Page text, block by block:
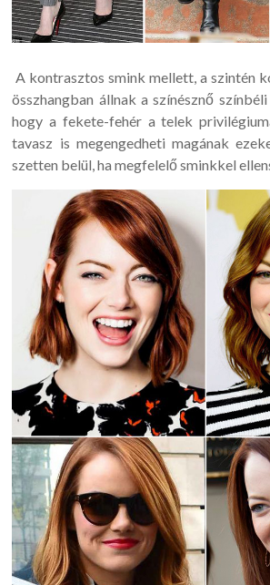
A kontrasztos smink mellett, a szintén
összhangban állnak a színésznő
hogy a fekete-fehér a telek
tavasz is megengedheti magának
szetten belül, ha megfelelő sminkkel